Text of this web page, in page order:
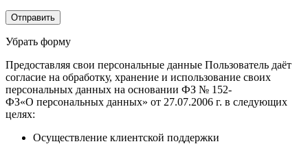
Убрать форму
Предоставляя свои персональные данные Пользователь даёт
согласие на обработку, хранение и использование своих
персональных данных на основании ФЗ № 152-
ФЗ«О персональных данных» от 27.07.2006 г. в следующих
целях:
Осуществление клиентской поддержки